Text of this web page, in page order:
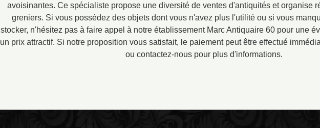
avoisinantes. Ce spécialiste propose une diversité de ventes d'antiquités et organise
greniers. Si vous possédez des objets dont vous n'avez plus l'utilité ou si vous
stocker, n'hésitez pas à faire appel à notre établissement Marc Antiquaire 60 pour une
un prix attractif. Si notre proposition vous satisfait, le paiement peut être effectué
ou contactez-nous pour plus d'informations.